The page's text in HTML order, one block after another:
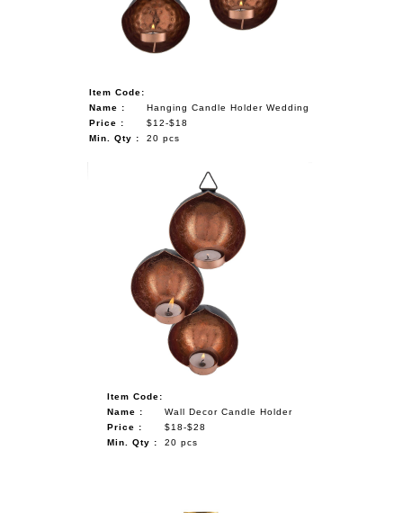
Item Code:
Name :
Hanging Candle Holder Wedding
Price :
$12-$18
Min. Qty :
20 pcs
Item Code:
Name :
Wall Decor Candle Holder
Price :
$18-$28
Min. Qty :
20 pcs